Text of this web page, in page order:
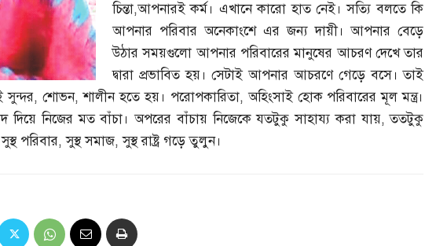
চিন্তা,আপনারই কর্ম। এখানে কারো হাত নেই। সত্যি বলতে কি
আপনার পরিবার অনেকাংশে এর জন্য দায়ী। আপনার বেড়ে
উঠার সময়গুলো আপনার পরিবারের মানুষের আচরণ দেখে তার
দ্বারা প্রভাবিত হয়। সেটাই আপনার আচরণে গেড়ে বসে। তাই
সুন্দর, শোভন,শালীন হতে হয়। পরোপকারিতা,অহিংসাই হোক পরিবারের মূল মন্ত্র।
দিয়ে নিজের মত বাঁচা। অপরের বাঁচায় নিজেকে যতটুকু সাহায্য করা যায়,ততটুকু
সুস্থ পরিবার,সুস্থ সমাজ,সুস্থ রাষ্ট্র গড়ে তুলুন।